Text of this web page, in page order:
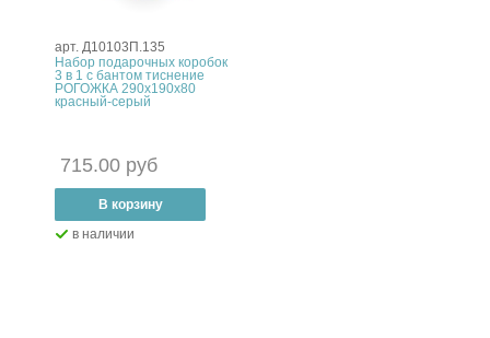
арт. Д10103П.135
Набор подарочных коробок
3 в 1 с бантом тиснение
РОГОЖКА 290x190x80
красный-серый
715.00 руб
+
В корзину
в наличии